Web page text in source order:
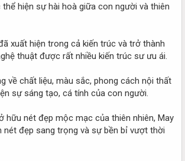
thể hiện sự hài hoà giữa con người và thiên
xuất hiện trong cả kiến trúc và trở thành
thuật được rất nhiều kiến trúc sư ưu ái.
về chất liệu, màu sắc, phong cách nội thất
sự sáng tạo, cá tính của con người.
hữu nét đẹp mộc mạc của thiên nhiên, May
nét đẹp sang trọng và sự bền bỉ vượt thời